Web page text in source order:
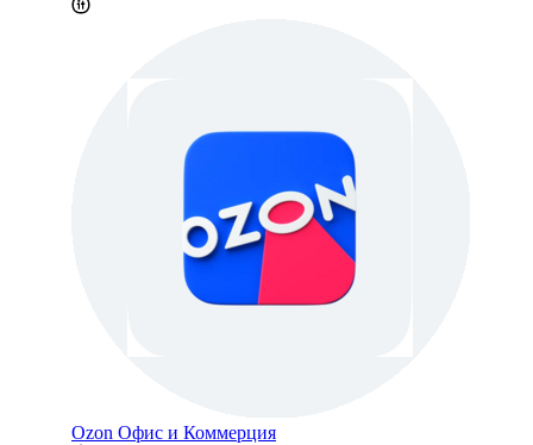
Ozon Офис и Коммерция